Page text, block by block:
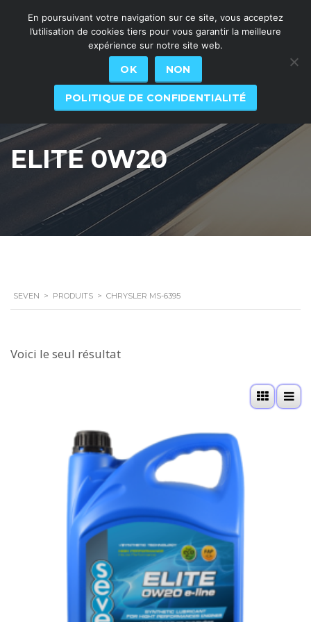
ELITE 0W20
SEVEN > PRODUITS > CHRYSLER MS-6395
Voici le seul résultat
En poursuivant votre navigation sur ce site, vous acceptez
l’utilisation de cookies tiers pour vous garantir la meilleure
expérience sur notre site web.
OK NON
POLITIQUE DE CONFIDENTIALITÉ